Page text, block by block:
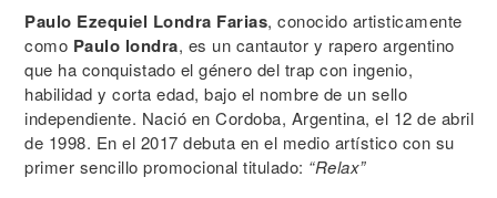
Paulo Ezequiel Londra Farias, conocido artisticamente
como Paulo londra, es un cantautor y rapero argentino
que ha conquistado el género del trap con ingenio,
habilidad y corta edad, bajo el nombre de un sello
independiente. Nació en Cordoba, Argentina, el 12 de abril
de 1998. En el 2017 debuta en el medio artístico con su
primer sencillo promocional titulado: “Relax”